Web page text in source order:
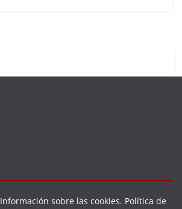
Información sobre las cookies. Política de